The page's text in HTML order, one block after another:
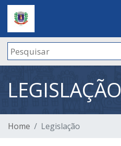
LEGISLAÇÃO
Home Legislação